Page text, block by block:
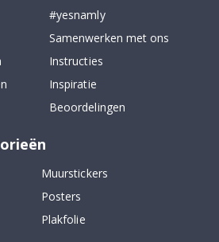
#yesnamly
Samenwerken met ons
Instructies
Inspiratie
Beoordelingen
Muurstickers
Posters
Plakfolie